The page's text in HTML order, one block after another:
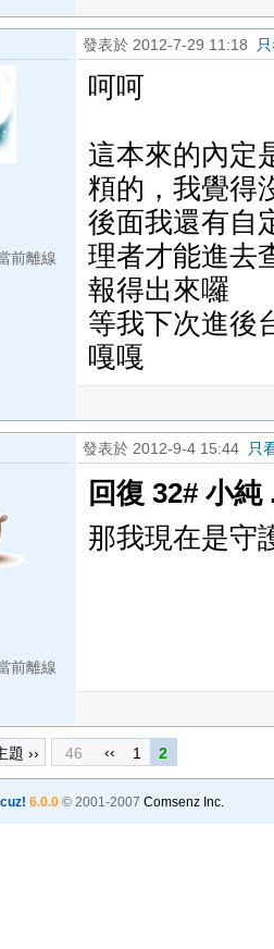
前離線
發表於 2012-7-29 11:18
呵呵
這本來的內定
頪的，我覺得
後面我還有自
理者才能進去
報得出來囉
等我下次進後
嘎嘎
前離線
發表於 2012-9-4 15:44 只
回復 32# 小純
那我現在是守
題 ›› 46 ‹‹ 1 2
6.0.0© 2001-2007 Comsenz Inc.